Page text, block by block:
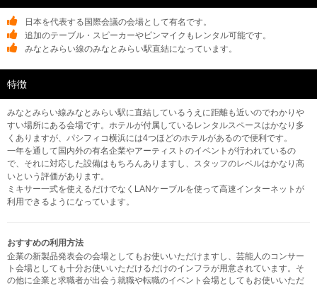
日本を代表する国際会議の会場として有名です。
追加のテーブル・スピーカーやピンマイクもレンタル可能です。
みなとみらい線のみなとみらい駅直結になっています。
特徴
みなとみらい線みなとみらい駅に直結しているうえに距離も近いのでわかりや
すい場所にある会場です。ホテルが付属しているレンタルスペースはかなり多
くありますが、パシフィコ横浜には4つほどのホテルがあるので便利です。
一年を通して国内外の有名企業やアーティストのイベントが行われているの
で、それに対応した設備はもちろんありますし、スタッフのレベルはかなり高
いという評価があります。
ミキサー一式を使えるだけでなくLANケーブルを使って高速インターネットが
利用できるようになっています。
おすすめの利用方法
企業の新製品発表会の会場としてもお使いいただけますし、芸能人のコンサー
ト会場としても十分お使いいただけるだけのインフラが用意されています。そ
の他に企業と求職者が出会う就職や転職のイベント会場としてもお使いいただ